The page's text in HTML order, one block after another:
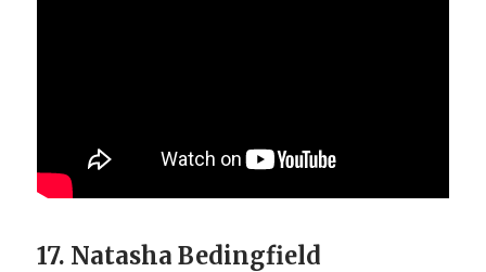
17. Natasha Bedingfield